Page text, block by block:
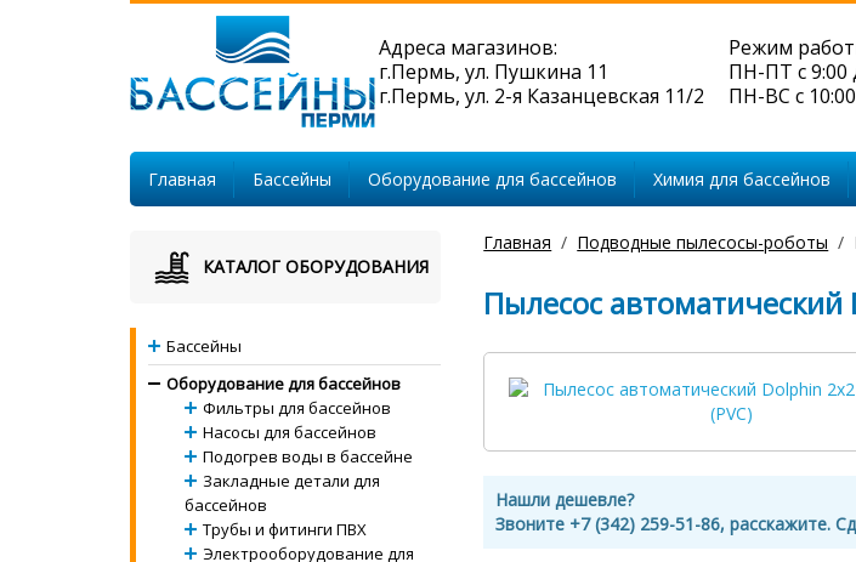
Режим
ПН-ПТ с 9:00
ПН-ВС с
Адреса магазинов:
г.Пермь, ул. Пушкина 11
г.Пермь, ул. 2-я Казанцевская 11/2
Главная Бассейны Оборудование для бассейнов Химия для бассейнов
Главная Подводные пылесосы-роботы
Пылесос автоматический
Нашли дешевле?
Звоните +7 (342) 259-51-86, расскажите.
КАТАЛОГ ОБОРУДОВАНИЯ
Бассейны
Оборудование для бассейнов
Фильтры для бассейнов
Насосы для бассейнов
Подогрев воды в бассейне
Закладные детали для
бассейнов
Трубы и фитинги ПВХ
Электрооборудование для